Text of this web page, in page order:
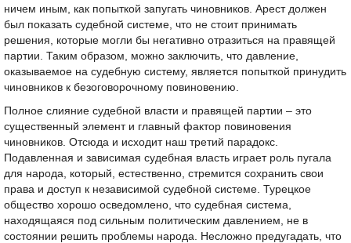
ничем иным, как попыткой запугать чиновников. Арест должен
был показать судебной системе, что не стоит принимать
решения, которые могли бы негативно отразиться на правящей
партии. Таким образом, можно заключить, что давление,
оказываемое на судебную систему, является попыткой принудить
чиновников к безоговорочному повиновению.
Полное слияние судебной власти и правящей партии – это
существенный элемент и главный фактор повиновения
чиновников. Отсюда и исходит наш третий парадокс.
Подавленная и зависимая судебная власть играет роль пугала
для народа, который, естественно, стремится сохранить свои
права и доступ к независимой судебной системе. Турецкое
общество хорошо осведомлено, что судебная система,
находящаяся под сильным политическим давлением, не в
состоянии решить проблемы народа. Несложно предугадать, что